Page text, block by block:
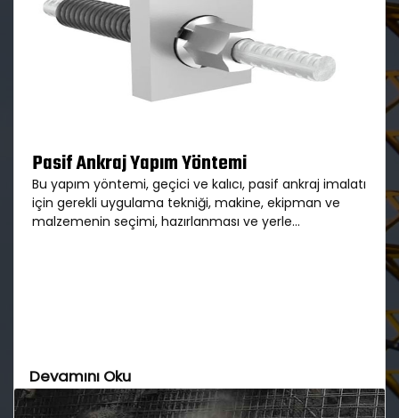
Pasif Ankraj Yapım Yöntemi
Bu yapım yöntemi, geçici ve kalıcı, pasif ankraj imalatı
için gerekli uygulama tekniği, makine, ekipman ve
malzemenin seçimi, hazırlanması ve yerle...
Devamını Oku